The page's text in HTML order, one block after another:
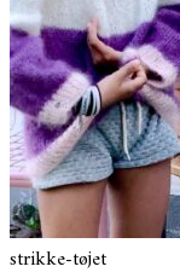
strikke-tøjet